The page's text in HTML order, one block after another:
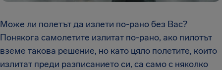
Може ли полетът да излети по-рано без Вас?
Понякога самолетите излитат по-рано, ако пилотът
вземе такова решение, но като цяло полетите, които
излитат преди разписанието си, са само с няколко